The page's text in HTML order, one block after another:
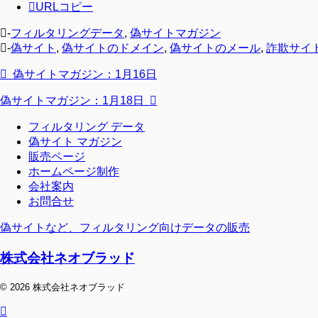
URLコピー
-フィルタリングデータ, 偽サイトマガジン
-偽サイト , 偽サイトのドメイン, 偽サイトのメール, 詐欺サイ
偽サイトマガジン：1月16日
偽サイトマガジン：1月18日
フィルタリング データ
偽サイト マガジン
販売ページ
ホームページ制作
会社案内
お問合せ
偽サイトなど、フィルタリング向けデータの販売
株式会社ネオブラッド
© 2026 株式会社ネオブラッド